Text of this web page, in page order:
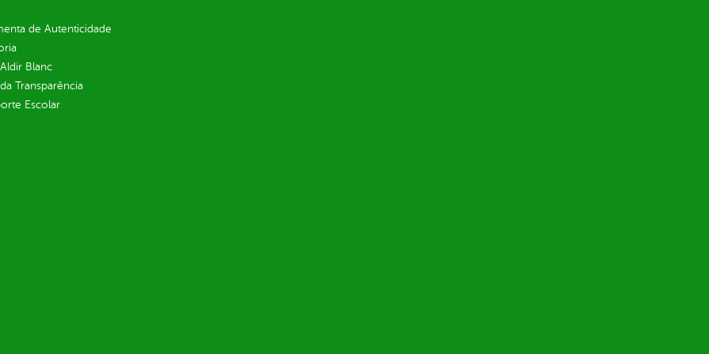
de Autenticidade
Blanc
Transparência
Escolar